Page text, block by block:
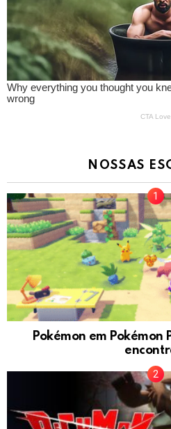
NOSSAS
Pokémon em Pokémon